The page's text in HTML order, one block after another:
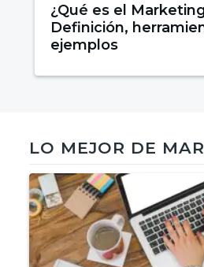
¿Qué es el
Definición,
ejemplos
LO MEJOR DE